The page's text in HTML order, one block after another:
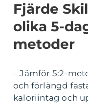
Fjärde
olika 5-
metoder
– Jämför 5:2-
och förlängd
kaloriintag och